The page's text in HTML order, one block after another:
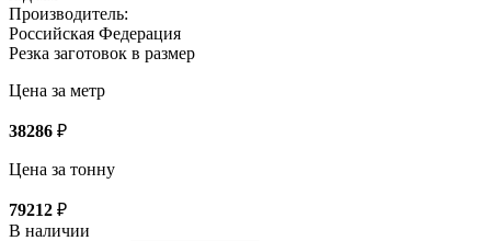
Производитель:
Российская Федерация
Резка заготовок в размер
Цена за метр
38286 ₽
Цена за тонну
79212 ₽
В наличии